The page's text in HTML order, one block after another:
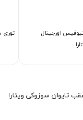
اورجینال
توری
تایوان سوزوکی ویتارا